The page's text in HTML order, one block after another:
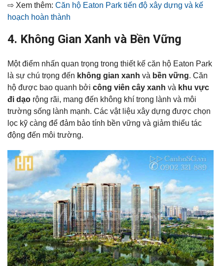
⇨ Xem thêm: Căn hộ Eaton Park tiến độ xây dựng và kế
hoạch hoàn thành
4. Không Gian Xanh và Bền Vững
Một điểm nhấn quan trọng trong thiết kế căn hộ Eaton Park
là sự chú trọng đến không gian xanh và bền vững. Căn
hộ được bao quanh bởi công viên cây xanh và khu vực
đi dạo rộng rãi, mang đến không khí trong lành và môi
trường sống lành mạnh. Các vật liệu xây dựng được chọn
lọc kỹ càng để đảm bảo tính bền vững và giảm thiểu tác
động đến môi trường.